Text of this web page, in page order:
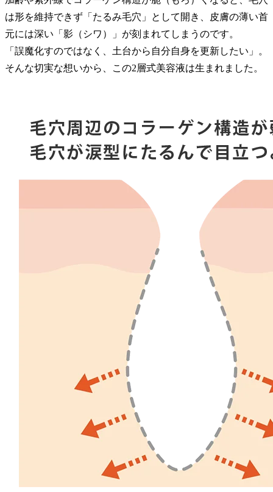
は形を維持できず「たるみ毛穴」として開き、皮膚の薄い首
元には深い「影（シワ）」が刻まれてしまうのです。
「誤魔化すのではなく、土台から自分自身を更新したい」。
そんな切実な想いから、この2層式美容液は生まれました。